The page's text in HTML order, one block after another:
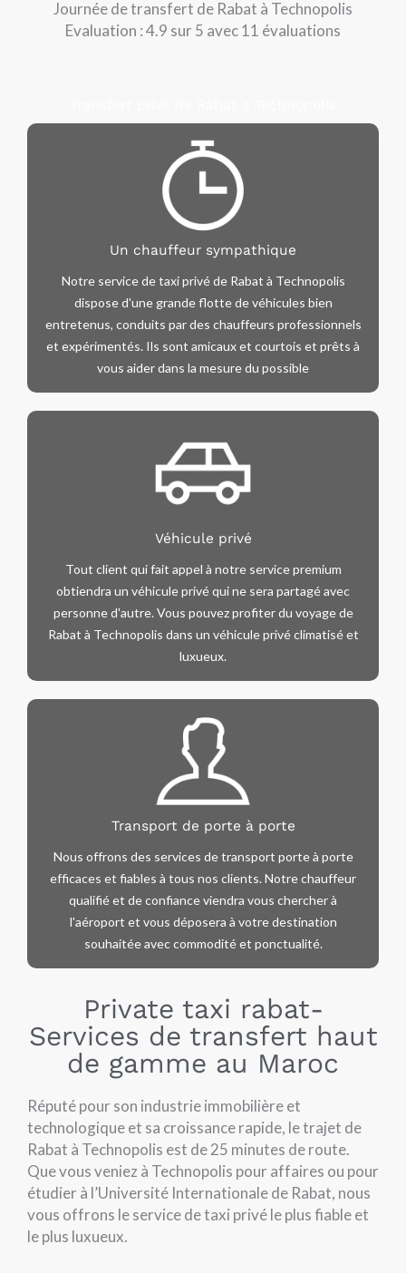
Journée de transfert de Rabat à Technopolis
Evaluation : 4.9 sur 5 avec 11 évaluations
Un chauffeur sympathique
Notre service de taxi privé de Rabat à Technopolis
dispose d'une grande flotte de véhicules bien
entretenus, conduits par des chauffeurs professionnels
et expérimentés. Ils sont amicaux et courtois et prêts à
vous aider dans la mesure du possible
Véhicule privé
Tout client qui fait appel à notre service premium
obtiendra un véhicule privé qui ne sera partagé avec
personne d'autre. Vous pouvez profiter du voyage de
Rabat à Technopolis dans un véhicule privé climatisé et
luxueux.
Transport de porte à porte
Nous offrons des services de transport porte à porte
efficaces et fiables à tous nos clients. Notre chauffeur
qualifié et de confiance viendra vous chercher à
l'aéroport et vous déposera à votre destination
souhaitée avec commodité et ponctualité.
Private taxi rabat-
Services de transfert haut
de gamme au Maroc
Réputé pour son industrie immobilière et
technologique et sa croissance rapide, le trajet de
Rabat à Technopolis est de 25 minutes de route.
Que vous veniez à Technopolis pour affaires ou pour
étudier à l’Université Internationale de Rabat, nous
vous offrons le service de taxi privé le plus fiable et
le plus luxueux.